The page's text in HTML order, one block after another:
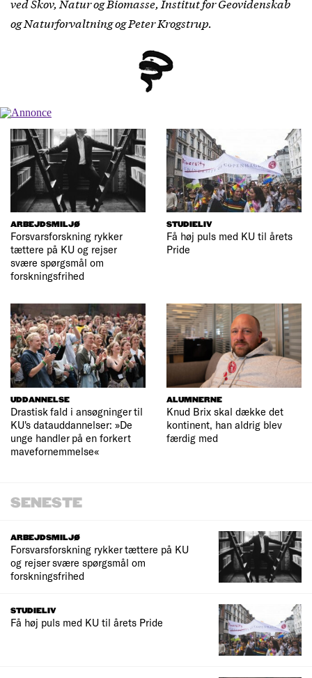
og Naturforvaltning og Peter Krogstrup.
ARBEJDSMILJØ
Forsvarsforskning rykker
tættere på KU og rejser
svære spørgsmål om
forskningsfrihed
STUDIELIV
Få høj puls med KU til årets
Pride
UDDANNELSE
Drastisk fald i ansøgninger til
KU's datauddannelser: »De
unge handler på en forkert
mavefornemmelse«
ALUMNERNE
Knud Brix skal dække det
kontinent, han aldrig blev
færdig med
SENESTE
ARBEJDSMILJØ
Forsvarsforskning rykker tættere på KU
og rejser svære spørgsmål om
forskningsfrihed
STUDIELIV
Få høj puls med KU til årets Pride